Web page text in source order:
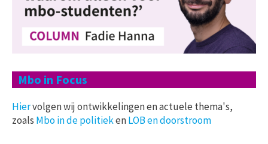
Mbo in Focus
Hiervolgen wij ontwikkelingen en actuele thema's,
zoals Mbo in de politiekenLOB en doorstroom